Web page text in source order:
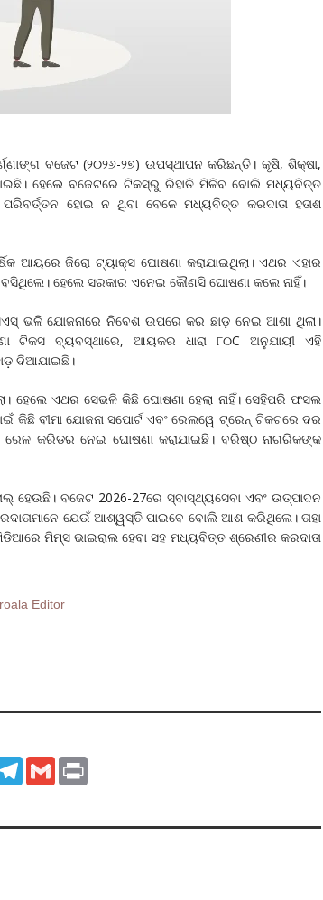
ବଜେଟ (୨୦୨୬-୨୭) ଉପସ୍ଥାପନ କରିଛନ୍ତି। କୃଷି, ଶିକ୍ଷା,
ହେଲେ ବଜେଟରେ ଟିକସ୍‌ରୁ ରିହାତି ମିଳିବ ବୋଲି ମଧ୍ୟବିତ୍ତ
ହୋଇ ନ ଥିବା ବେଳେ ମଧ୍ୟବିତ୍ତ କରଦାତା ହତାଶ
ଆୟରେ ଜିରୋ ଟ୍ୟାକ୍ସ ଘୋଷଣା କରାଯାଇଥିଲା। ଏଥର ଏହାର
ହେଲେ ସରକାର ଏନେଇ କୌଣସି ଘୋଷଣା କଲେ ନାହିଁ।
ଭଳି ଯୋଜନାରେ ନିବେଶ ଉପରେ କର ଛାଡ଼ ନେଇ ଆଶା ଥିଲା।
ଟିକସ ବ୍ୟବସ୍ଥାରେ, ଆୟକର ଧାରା ୮୦C ଅନୁଯାୟୀ ଏହି
ଦିଆଯାଇଛି।
ଏଥର ସେଭଳି କିଛି ଘୋଷଣା ହେଲା ନାହିଁ। ସେହିପରି ଫସଲ
ବୀମା ଯୋଜନା ସପୋର୍ଟ ଏବଂ ରେଲୱେ ଟ୍ରେନ୍ ଟିକଟରେ ଦର
ରେଳ କରିଡର ନେଇ ଘୋଷଣା କରାଯାଇଛି। ବରିଷ୍ଠ ନାଗରିକଙ୍କ
ବଜେଟ 2026-27ରେ ସ୍ବାସ୍ଥ୍ୟସେବା ଏବଂ ଉତ୍ପାଦନ
ଯେଉଁ ଆଶ୍ୱସ୍ତି ପାଇବେ ବୋଲି ଆଶ କରିଥିଲେ। ତାହା
ମିମ୍ସ ଭାଇରାଲ ହେବା ସହ ମଧ୍ୟବିତ୍ତ ଶ୍ରେଣୀର କରଦାତା
Editor
Telegram
Gmail